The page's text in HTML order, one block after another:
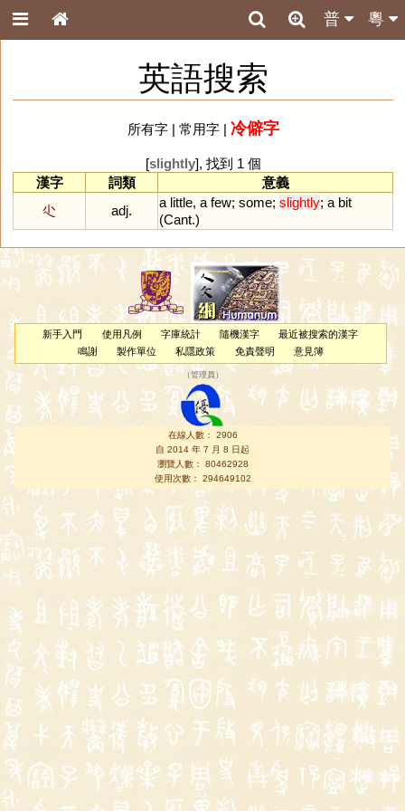
粵
普
英語搜索
所有字| 常用字| 冷僻字
[slightly], 找到 1 個
漢字
詞類
意義
尐
adj.
a little, a few; some; slightly; a bit
(Cant.)
新手入門 使用凡例 字庫統計 隨機漢字
最近被搜索的漢字
鳴謝
製作單位 私隱政策 免責聲明 意見簿
（管理員 ）
在線人數： 2906
自 2014 年 7 月 8 日起
瀏覽人數： 80462928
使用次數： 294649102